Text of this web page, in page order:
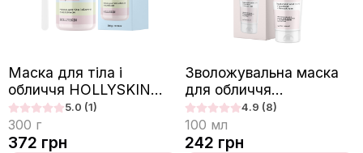
Маска для тіла і
обличчя HOLLYSKIN
Calamine. Body. з
каламіном
5.0 (1)
300 г
372 грн
Зволожувальна маска
для обличчя
HOLLYSKIN Hyaluronic
Acid з гіалуроновою
кислотою
4.9 (8)
100 мл
242 грн